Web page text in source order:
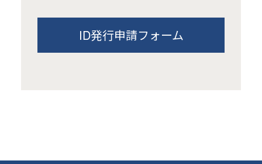
ID発行申請フォーム